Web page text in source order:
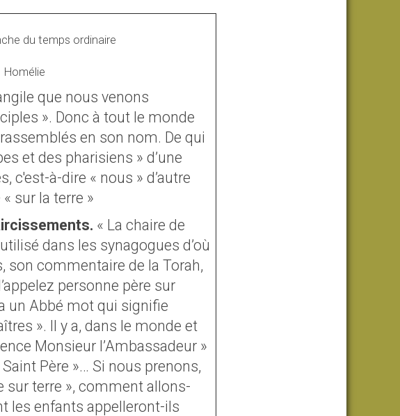
du temps ordinaire
Homélie
que nous venons
». Donc à tout le monde
en son nom. De qui
et des pharisiens » d’une
c'est-à-dire « nous » d’autre
sur la terre »
« La chaire de
dans les synagogues d’où
son commentaire de la Torah,
personne père sur
un Abbé mot qui signifie
». Il y a, dans le monde et
Monsieur l’Ambassadeur »
Père »… Si nous prenons,
sur terre », comment allons-
les enfants appelleront-ils